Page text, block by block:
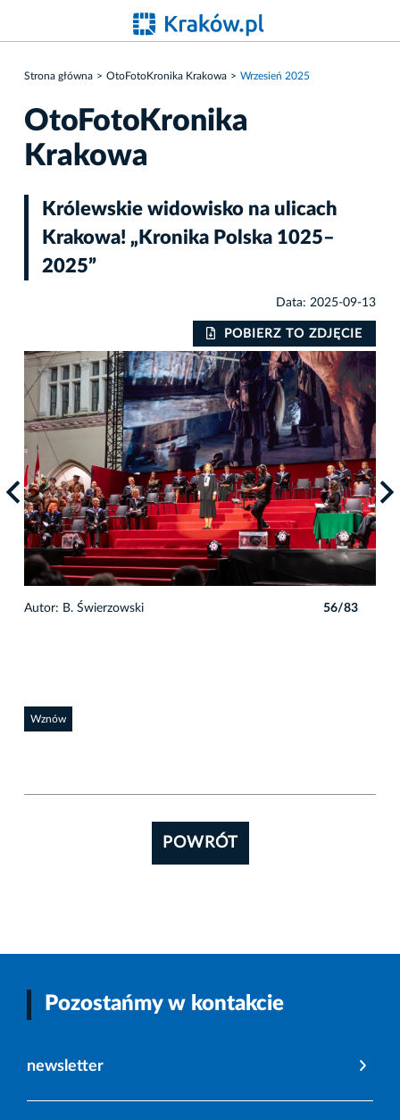
Strona główna OtoFotoKronika Krakowa Wrzesień 2025
OtoFotoKronika
Krakowa
Królewskie widowisko na ulicach
Krakowa! „Kronika Polska 1025–
2025”
Data: 2025-09-13
POBIERZ TO ZDJĘCIE
Autor: B. Świerzowski 56/83
Wznów
POWRÓT
Pozostańmy w kontakcie
newsletter